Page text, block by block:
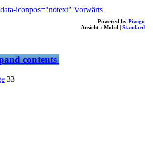
data-iconpos="notext" Vorwärts
Powered by Piwigo
Ansicht : Mobil | Standard
contents
33